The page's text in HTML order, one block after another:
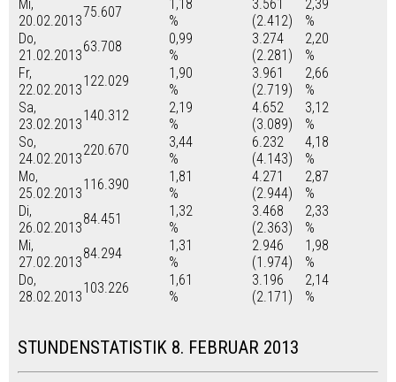
Mi,
20.02.2013
75.607
1,18
%
3.561
(2.412)
2,39
%
Do,
21.02.2013
63.708
0,99
%
3.274
(2.281)
2,20
%
Fr,
22.02.2013
122.029
1,90
%
3.961
(2.719)
2,66
%
Sa,
23.02.2013
140.312
2,19
%
4.652
(3.089)
3,12
%
So,
24.02.2013
220.670
3,44
%
6.232
(4.143)
4,18
%
Mo,
25.02.2013
116.390
1,81
%
4.271
(2.944)
2,87
%
Di,
26.02.2013
84.451
1,32
%
3.468
(2.363)
2,33
%
Mi,
27.02.2013
84.294
1,31
%
2.946
(1.974)
1,98
%
Do,
28.02.2013
103.226
1,61
%
3.196
(2.171)
2,14
%
STUNDENSTATISTIK 8. FEBRUAR 2013